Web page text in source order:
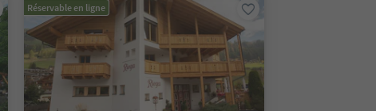
Réservable en ligne